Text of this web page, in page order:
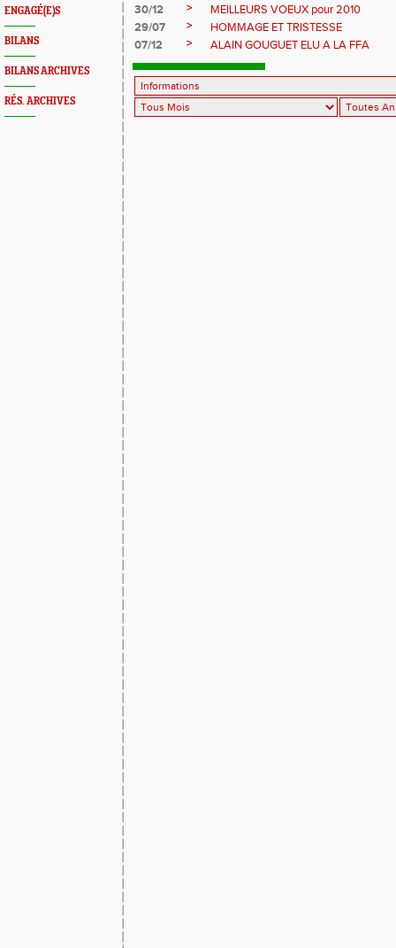
ENGAGÉ(E)S
BILANS
BILANS ARCHIVES
RÉS. ARCHIVES
30/12
>
MEILLEURS VOEUX pour 2010
29/07
>
HOMMAGE ET TRISTESSE
07/12
> ALAIN GOUGUET ELU A LA FFA